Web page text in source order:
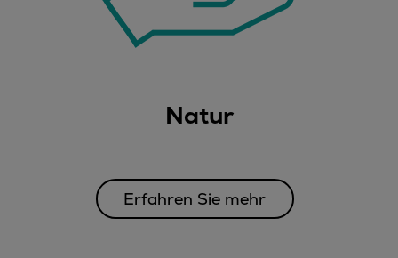
Natur
Erfahren Sie mehr